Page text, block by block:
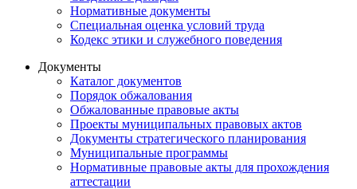
Нормативные документы
Специальная оценка условий труда
Кодекс этики и служебного поведения
Документы
Каталог документов
Порядок обжалования
Обжалованные правовые акты
Проекты муниципальных правовых актов
Документы стратегического планирования
Муниципальные программы
Нормативные правовые акты для прохождения
аттестации